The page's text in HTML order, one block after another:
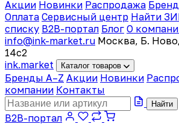
Акции Новинки Распродажа
Оплата Сервисный центр Найти
списку B2B-портал Блог О
info@ink-market.ru Москва, Б.
14с2
ink.market Каталог товаров
Бренды A–Z Акции Новинки
компании Контакты
Найти
B2B-портал